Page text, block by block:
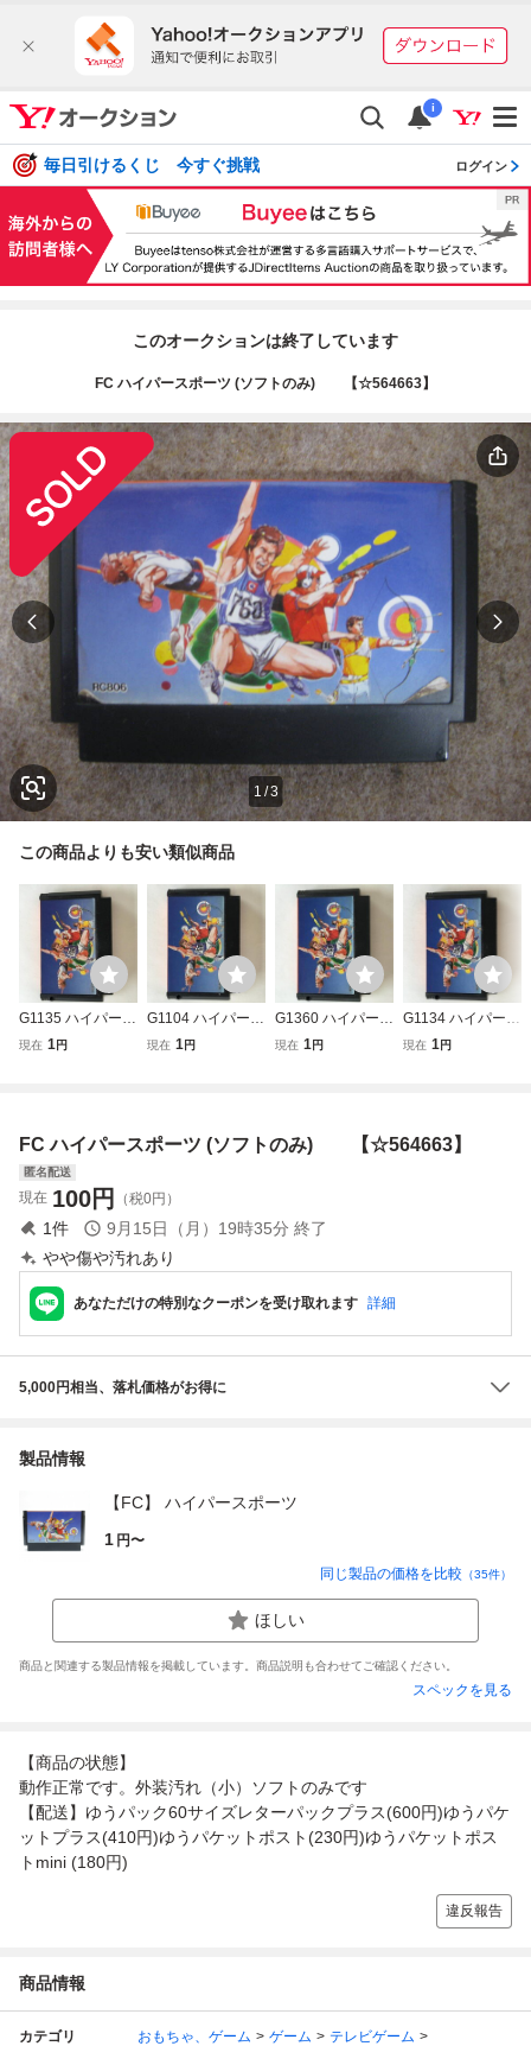
i
毎日引けるくじ 今すぐ挑戦 ログイン
このオークションは終了しています
FC ハイパースポーツ (ソフトのみ) 【☆564663】
1 /3
この商品よりも安い類似商品
G1135 ハイパース
ポーツ
現在 1円
G1104 ハイパース
ポーツ
現在 1円
G1360 ハイパース
ポーツ
現在 1円
G1134 ハイパース
ポーツ
現在 1円
FC ハイパースポーツ (ソフトのみ) 【☆564663】
匿名配送
現在 100円 （税0円）
1件 9月15日（月）19時35分 終了
やや傷や汚れあり
あなただけの特別なクーポンを受け取れます 詳細
5,000円相当、落札価格がお得に
製品情報
【FC】 ハイパースポーツ
1 円〜
同じ製品の価格を比較 （35件）
ほしい
商品と関連する製品情報を掲載しています。商品説明も合わせてご確認ください。
スペックを見る
【商品の状態】
動作正常です。外装汚れ（小）ソフトのみです
【配送】ゆうパック60サイズレターパックプラス(600円)ゆうパケ
ットプラス(410円)ゆうパケットポスト(230円)ゆうパケットポス
トmini (180円)
違反報告
商品情報
カテゴリ おもちゃ、ゲーム ゲーム
テレビゲーム